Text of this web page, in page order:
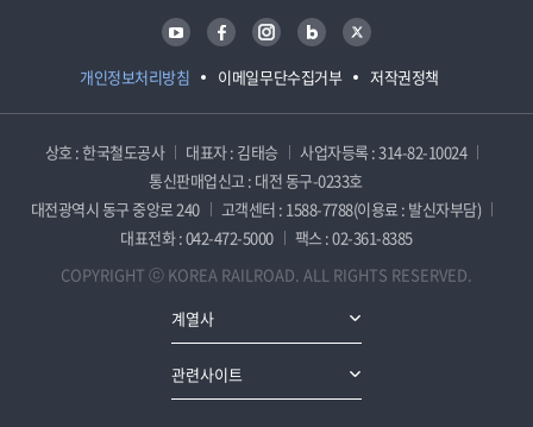
개인정보처리방침 이메일무단수집거부 저작권정책
유튜브 페이스북 인스타그램 블로그 트위터
상호 : 한국철도공사 대표자 : 김태승
사업자등록 : 314-82-10024
통신판매업신고 : 대전 동구-0233호
대전광역시 동구 중앙로 240
고객센터 : 1588-7788(이용료 : 발신자부담)
대표전화 : 042-472-5000
팩스 : 02-361-8385
COPYRIGHT ⓒ KOREA RAILROAD. ALL RIGHTS RESERVED.
계열사
관련사이트